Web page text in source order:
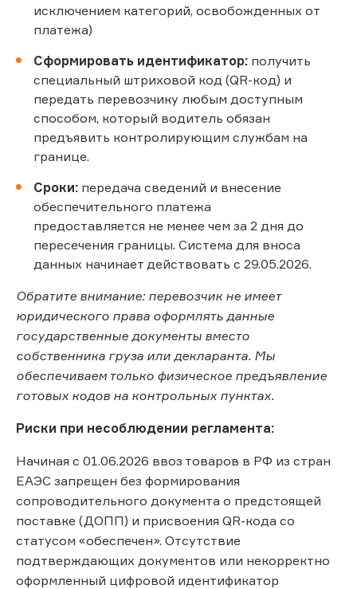
исключением категорий, освобожденных от
платежа)
Сформировать идентификатор: получить
специальный штриховой код (QR-код) и
передать перевозчику любым доступным
способом, который водитель обязан
предъявить контролирующим службам на
границе.
Сроки: передача сведений и внесение
обеспечительного платежа
предоставляется не менее чем за 2 дня до
пересечения границы. Система для вноса
данных начинает действовать с 29.05.2026.
Обратите внимание: перевозчик не имеет
юридического права оформлять данные
государственные документы вместо
собственника груза или декларанта. Мы
обеспечиваем только физическое предъявление
готовых кодов на контрольных пунктах.
Риски при несоблюдении регламента:
Начиная с 01.06.2026 ввоз товаров в РФ из стран
ЕАЭС запрещен без формирования
сопроводительного документа о предстоящей
поставке (ДОПП) и присвоения QR-кода со
статусом «обеспечен». Отсутствие
подтверждающих документов или некорректно
оформленный цифровой идентификатор